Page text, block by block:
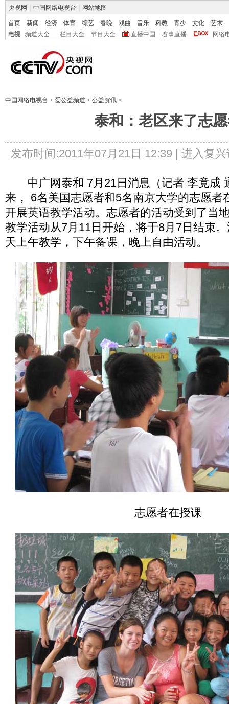
央视网 中国网络电视台 网站地图
首页 新闻 经济 体育 综艺 春晚 戏曲 音乐 科教 青少 文化
艺术
电视
频道大全 栏目大全 节目大全 直播中国 赛事直播 网络
中国网络电视台 > 爱公益频道 > 公益资讯 >
泰和：老区来了志
发布时间:2011年07月21日 12:39 | 进入复兴
中广网泰和 7月21日消息（记者 李竟成
来， 6名美国志愿者和5名南京大学的志愿者
开展英语教学活动。志愿者的活动受到了当
教学活动从7月11日开始，将于8月7日结束
天上午教学，下午备课，晚上自由活动。
志愿者在授课